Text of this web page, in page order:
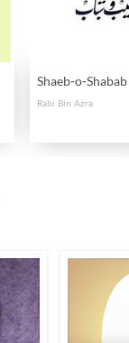
Shaeb-o-Shabab
Rabi Bin Azra